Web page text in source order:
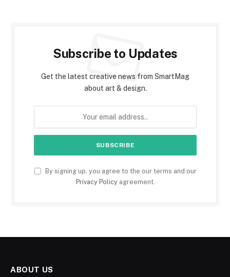
Subscribe to Updates
Get the latest creative news from SmartMag
about art & design.
By signing up, you agree to the our terms and our
Privacy Policyagreement.
ABOUT US